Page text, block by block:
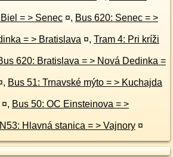
Bratislava = > Malý Biel = > Senec ¤, Bus 620: Senec = >
Tureň = > Nová Dedinka = > Bratislava ¤, Tram 4: Pri kríži
620: Bratislava = > Nová Dedinka =
, Bus 51: Trnavské mýto = > Kuchajda
¤, Bus 50: OC Einsteinova = >
Bus N53: Hlavná stanica = > Vajnory ¤